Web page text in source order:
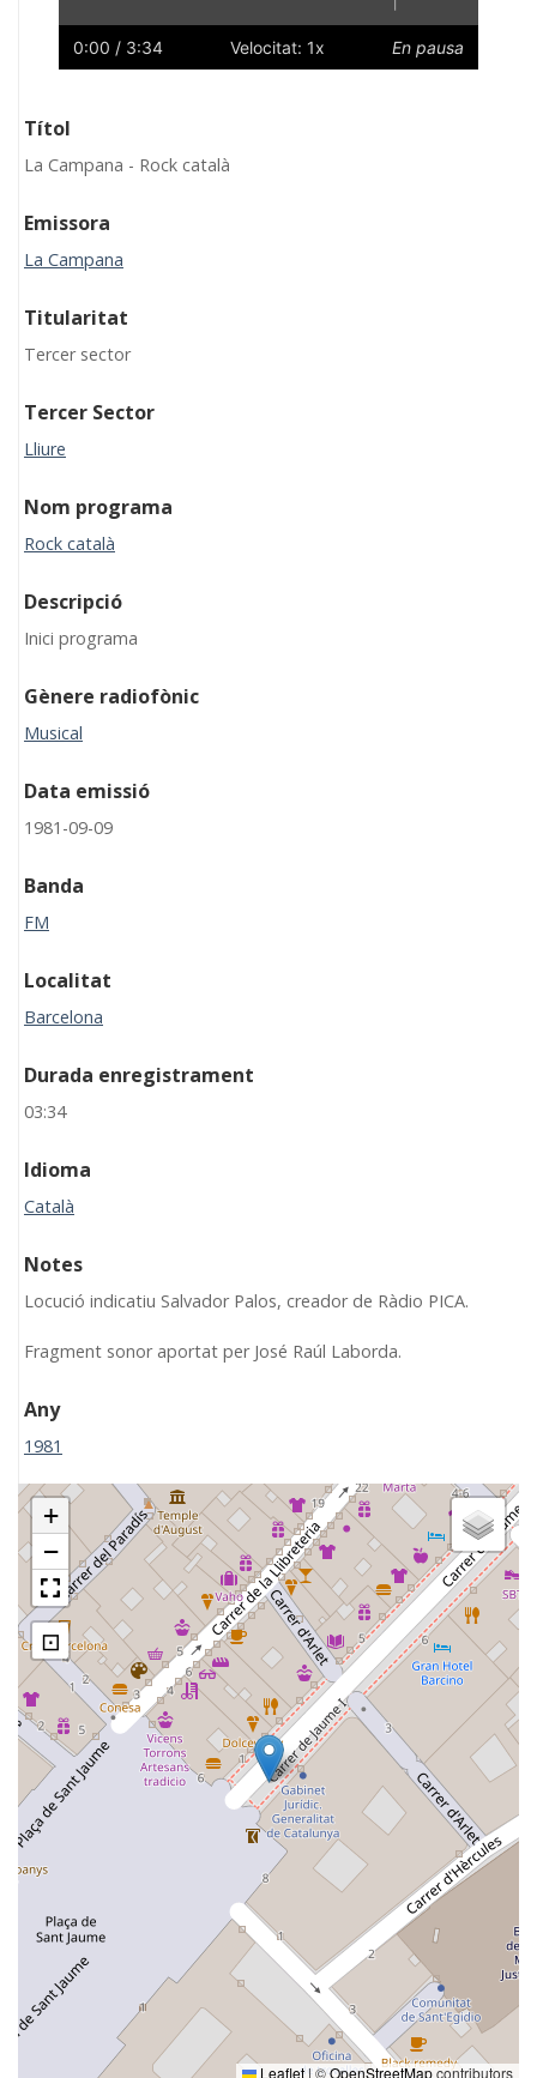
Lent
0:00 / 3:34 Velocitat: 1x En pausa
Títol
La Campana - Rock català
Emissora
La Campana
Titularitat
Tercer sector
Tercer Sector
Lliure
Nom programa
Rock català
Descripció
Inici programa
Gènere radiofònic
Musical
Data emissió
1981-09-09
Banda
FM
Localitat
Barcelona
Durada enregistrament
03:34
Idioma
Català
Notes
Locució indicatiu Salvador Palos, creador de Ràdio PICA.
Fragment sonor aportat per José Raúl Laborda.
Any
1981
+
−
⊡
Leaflet|©OpenStreetMapcontributors